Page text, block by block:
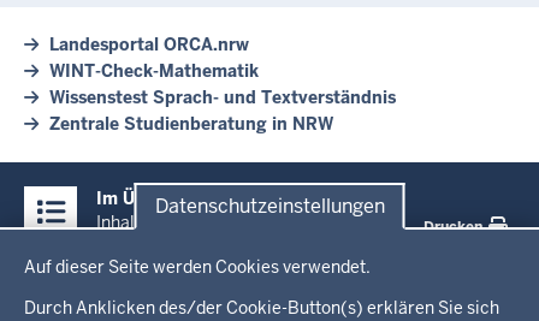
Datenschutzeinstellungen
Auf dieser Seite werden Cookies verwendet.
Durch Anklicken des/der Cookie-Button(s) erklären Sie sich
Landesportal ORCA.nrw
WINT-Check-Mathematik
Wissenstest Sprach- und Textverständnis
Zentrale Studienberatung in NRW
Inhalte
Im Überblick
Inhalt
Drucken
Menü
in
Startseite